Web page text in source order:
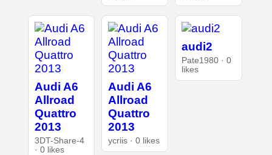
Audi A6
Allroad
Quattro
2013
3DT-Share-4
· 0 likes
Audi A6
Allroad
Quattro
2013
ycriis · 0 likes
audi2
Pate1980 · 0
likes